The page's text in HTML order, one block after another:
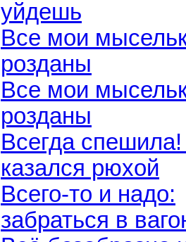
уйдешь
Все мои
розданы
Все мои
розданы
Всегда
казался рюхой
Всего-то и надо:
забраться в